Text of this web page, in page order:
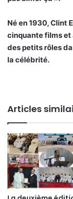
Né en 1930, Clint
cinquante films et
des petits rôles
la célébrité.
Articles